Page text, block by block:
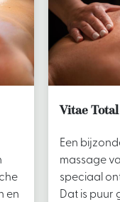
en
Vitae
Een
massage
speciaal
Dat is puur